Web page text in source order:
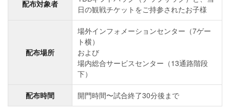
配布対象者
日の観戦チケットをご持参されたお子様
配布場所
場外インフォメーションセンター（7ゲー
ト横）
および
場内総合サービスセンター（13通路階段
下）
配布時間 開門時間〜試合終了30分後まで